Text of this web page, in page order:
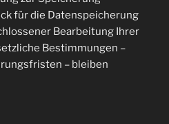
für die Datenspeicherung
Bearbeitung Ihrer
Bestimmungen –
– bleiben